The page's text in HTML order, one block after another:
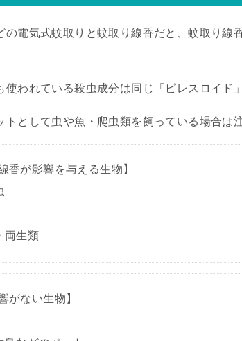
の電気式蚊取りと蚊取り線香だと、蚊取り線
使われている殺虫成分は同じ「ピレスロイド
トとして虫や魚・爬虫類を飼っている場合は
香が影響を与える生物】
両生類
がない生物】